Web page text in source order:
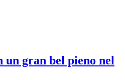
un gran bel pieno nel